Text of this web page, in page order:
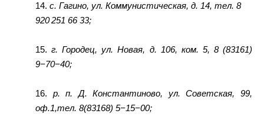
14. с. Гагино, ул. Коммунистическая, д. 14, тел. 8
920 251 66 33;
15.г. Городец, ул. Новая, д. 106, ком. 5, 8 (83161)
9−70−40;
16. р. п. Д. Константиново, ул. Советская, 99,
оф.1,тел. 8(83168) 5−15−00;